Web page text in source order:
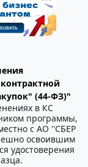
(44-ФЗ)"
в КС
программы,
с АО ''СБЕР
освоившим
удостоверения